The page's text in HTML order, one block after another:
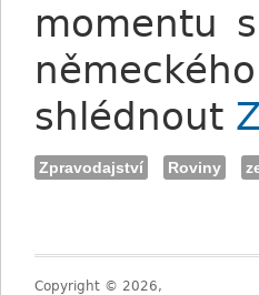
momentu
shlédnout
Zpravodajství Roviny
Copyright © 2026,